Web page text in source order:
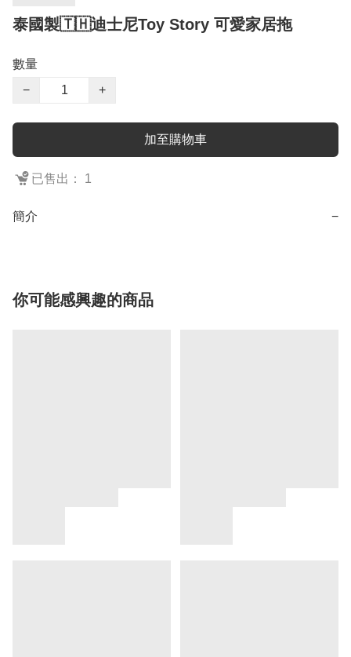
泰國製🇹🇭迪士尼Toy Story 可愛家居拖
數量
−
+
加至購物車
已售出： 1
簡介 −
你可能感興趣的商品